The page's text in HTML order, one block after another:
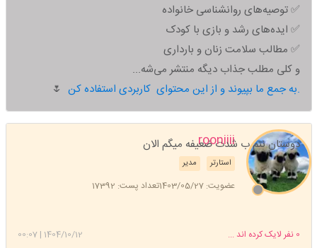
✅ توصیه‌های روانشناسی خانواده
✅ ایده‌های رشد و بازی با کودک
✅ مطالب سلامت زنان و بارداری
و کلی مطلب جذاب دیگه منتشر می‌شه...
به جمع ما بپیوند و از این محتوای کاربردی استفاده کن.
🌷
rooniiii
مدیر استارتر
عضویت: 1403/05/27 تعداد پست: 17392
دوستان نتم ب شدت ضعیفه میگم الان
1404/10/12
|
00:07 0 نفر لایک کرده اند ...